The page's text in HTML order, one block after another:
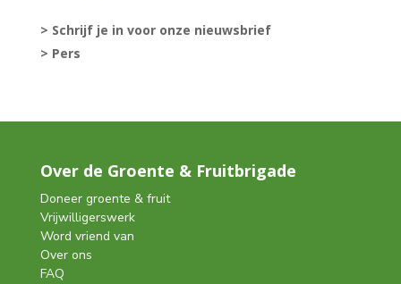
> Schrijf je in voor onze nieuwsbrief
> Pers
Over de Groente & Fruitbrigade
Doneer groente & fruit
Vrijwilligerswerk
Word vriend van
Over ons
FAQ